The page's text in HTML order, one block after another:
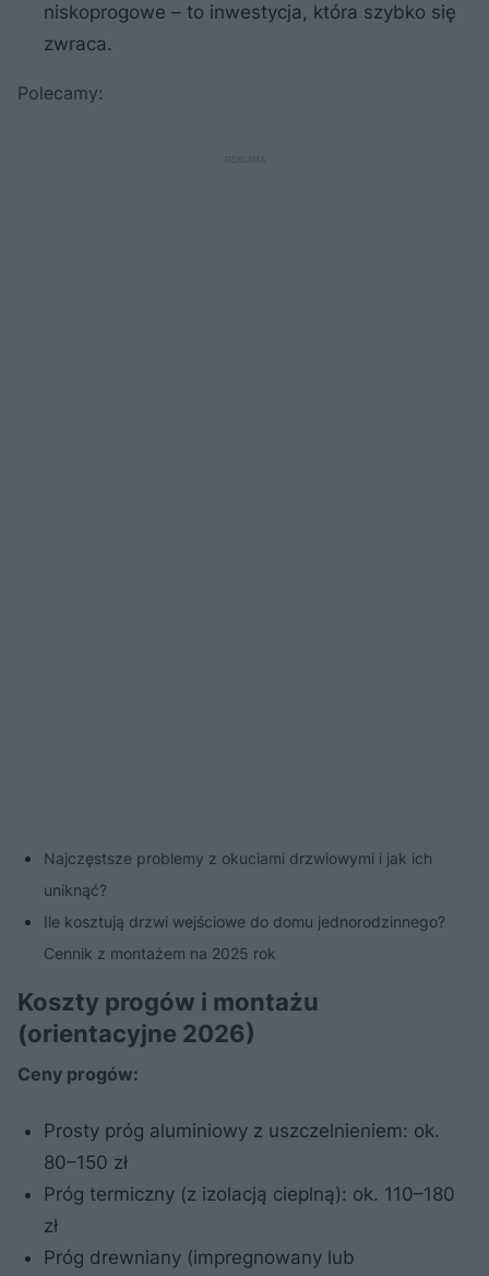
niskoprogowe – to inwestycja, która szybko się
zwraca.
Polecamy:
Najczęstsze problemy z okuciami drzwiowymi i jak ich
uniknąć?
Ile kosztują drzwi wejściowe do domu jednorodzinnego?
Cennik z montażem na 2025 rok
Koszty progów i montażu
(orientacyjne 2026)
Ceny progów:
Prosty próg aluminiowy z uszczelnieniem: ok.
80–150 zł
Próg termiczny (z izolacją cieplną): ok. 110–180
zł
Próg drewniany (impregnowany lub